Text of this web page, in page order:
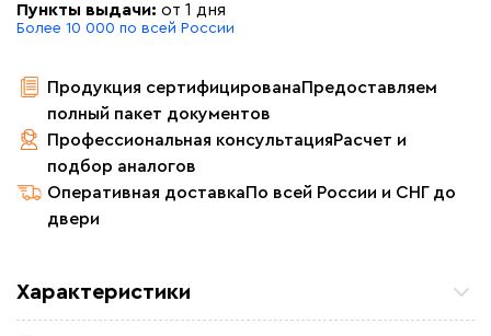
Пункты выдачи: от 1 дня
Более 10 000 по всей России
Продукция сертифицированаПредоставляем
полный пакет документов
Профессиональная консультацияРасчет и
подбор аналогов
Оперативная доставкаПо всей России и СНГ до
двери
Характеристики